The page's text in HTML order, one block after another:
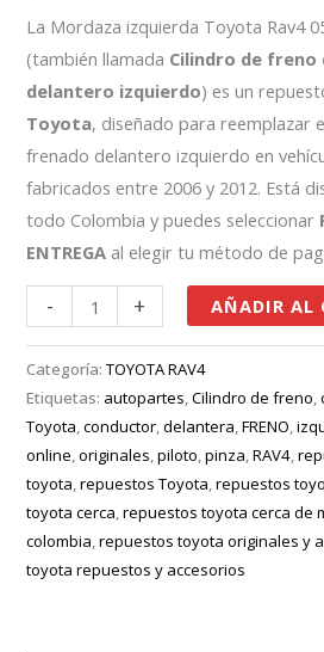
La Mordaza izquierda Toyota Rav4
(también llamada Cilindro de freno
delantero izquierdo) es un
Toyota, diseñado para reemplazar
frenado delantero izquierdo en
fabricados entre 2006 y 2012. Está
todo Colombia y puedes seleccionar
ENTREGA al elegir tu método de
- + AÑADIR AL
Categoría:TOYOTA RAV4
Etiquetas: autopartes ,Cilindro de freno ,
Toyota ,conductor ,delantera ,FRENO ,
online ,originales ,piloto ,pinza ,RAV4 ,
toyota ,repuestos Toyota ,repuestos
toyota cerca ,repuestos toyota cerca de
colombia ,repuestos toyota originales y
toyota repuestos y accesorios